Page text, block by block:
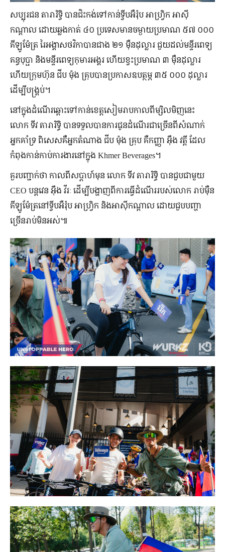
សប្បុរជន តារារិទ្ធិ បាន​ជិះកង់​ទៅកាន់​ទ្វីប​អឺរ៉ុប អាហ្វ្រិក អាស៊ី​
កណ្ដាល ដោយ​ឆ្លងកាត់ ៤០ ប្រទេស​មាន​ចម្ងាយ​ប្រមាណ ៥៧ ០០០
គីឡូម៉ែត្រ រៃ​អង្គាស​ថវិកា​បាន​ជាង ២១ ម៉ឺន​ដុល្លារ​ ជួយ​ដល់​មន្ទីរ​ពេទ្យ​
គន្ធ​បុប្ផា និង​មន្ទីរ​ពេទ្យ​កុមារ​អង្គរ ហើយ​ខ្វះ​ប្រមាណ ៣ ម៉ឺន​ដុល្លារ
ហើយ​ក្រុមហ៊ុន ជីប ម៉ុង គ្រុប​បាន​ប្រកាស​ឧបត្ថម្ភ ៣៥ ០០០ ដុល្លារ​
ដើម្បី​បង្គ្រប់។
នៅ​ក្នុង​ដំណើរ​ឆ្ពោះ​ទៅ​កាន់​ខេត្ត​សៀមរាប​កាលពី​ម្សិលមិញ​នេះ
លោក ទីវ តារារិទ្ធិ បាន​ទទួល​បាន​ការ​ជូន​ដំណើរ​ជាច្រើន​ពី​សំណាក់​
អ្នក​គាំទ្រ ពិសេស​គឺ​អ្នក​តំណាង ជីប ម៉ុង គ្រុប គឺ​កញ្ញា អ៊ឹង វត្តី ដែល​
កំពុង​កាន់កាប់​ការងារ​នៅ​ក្នុង Khmer Beverages។
គួរ​បញ្ជាក់​ថា កាលពី​សប្ដាហ៍​មុន លោក ទីវ តារារិទ្ធិ បាន​ជួប​ជា​មួយ
CEO បន្តវេន អ៊ឹង វីរៈ ដើម្បី​បង្ហាញ​ពី​ការ​ធ្វើ​ដំណើរ​របស់​លោក រាប់​ម៉ឺន​
គីឡូ​ម៉ែត្រ​នៅ​ទ្វីប​អឺរ៉ុប អាហ្វ្រិក និង​អាស៊ី​កណ្ដាល ដោយ​ជួប​បញ្ហា​
ច្រើន​រាប់​មិន​អស់៕